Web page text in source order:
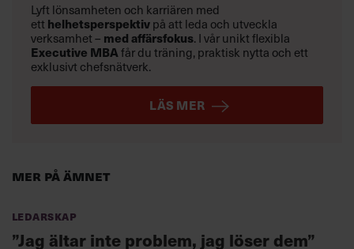
Mer på ämnet
Ledarskap
”Jag ältar inte problem, jag löser dem”
Lyft lönsamheten och karriären med
ett helhetsperspektivpå att leda och utveckla
verksamhet – med affärsfokus. I vår unikt flexibla
Executive MBAfår du träning, praktisk nytta och ett
exklusivt chefsnätverk.
LÄS MER